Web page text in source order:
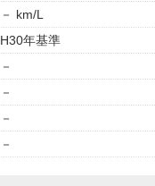
－ km/L
H30年基準
－
－
－
－